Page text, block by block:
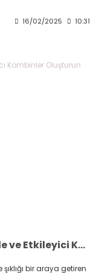
16/02/2025 10:31
Zincir Kolye Modelleri ile Sade ve Etkileyici Kombinler Oluşturun
bir araya getiren